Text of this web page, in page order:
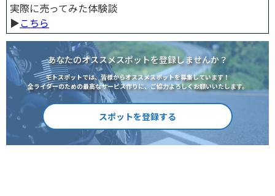
実際に売ってみた体験談
▶︎こちら
あなたのオススメスポットを登録しませんか？
モトスポットでは、皆様からオススメスポットを募集しています！
全ライダーのための最高なサービス作りに、ご協力よろしくお願いいたします。
スポットを登録する